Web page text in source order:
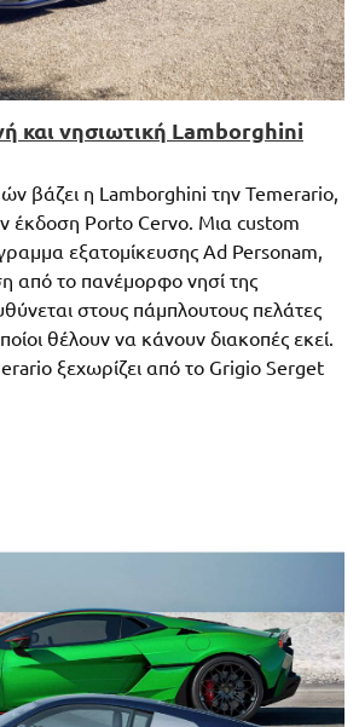
και νησιωτική Lamborghini
βάζει η Lamborghini την Temerario,
έκδοση Porto Cervo. Μια custom
εξατομίκευσης Ad Personam,
από το πανέμορφο νησί της
στους πάμπλουτους πελάτες
θέλουν να κάνουν διακοπές εκεί.
ξεχωρίζει από το Grigio Serget